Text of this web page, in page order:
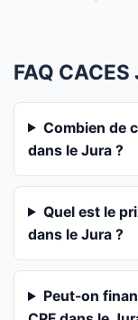
FAQ CACES
Combien de
dans le Jura ?
Quel est le
dans le Jura ?
Peut-on